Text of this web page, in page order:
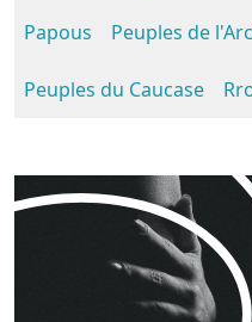
Papous Peuples de
Peuples du Caucase